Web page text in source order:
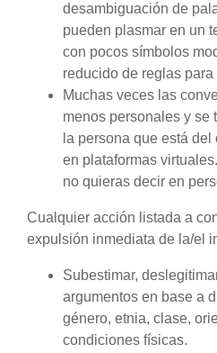
desambiguación de
pueden plasmar en un
con pocos símbolos
reducido de reglas
Muchas veces las
menos personales y se
la persona que está
en plataformas
no quieras decir en
Cualquier acción listada a
expulsión inmediata de la/el
Subestimar,
argumentos en base a
género, etnia, clase,
condiciones físicas.